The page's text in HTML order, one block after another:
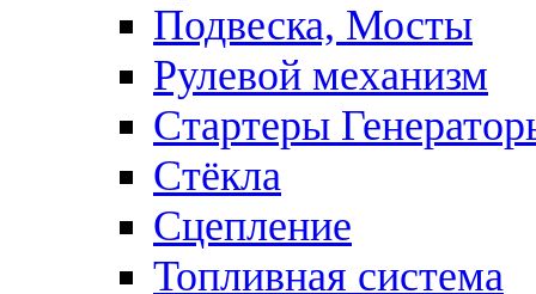
Подвеска, Мосты
Рулевой механизм
Стартеры
Стёкла
Сцепление
Топливная система